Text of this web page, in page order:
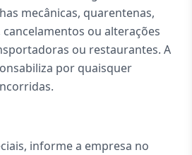
mecânicas, quarentenas,
ou alterações
ou restaurantes. A
por quaisquer
informe a empresa no